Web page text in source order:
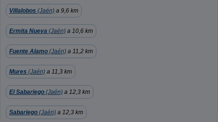
Villalobos (Jaén) a 9,6 km
Ermita Nueva (Jaén) a 10,6 km
Fuente Alamo (Jaén) a 11,2 km
Mures (Jaén) a 11,3 km
El Sabariego (Jaén) a 12,3 km
Sabariego (Jaén) a 12,3 km